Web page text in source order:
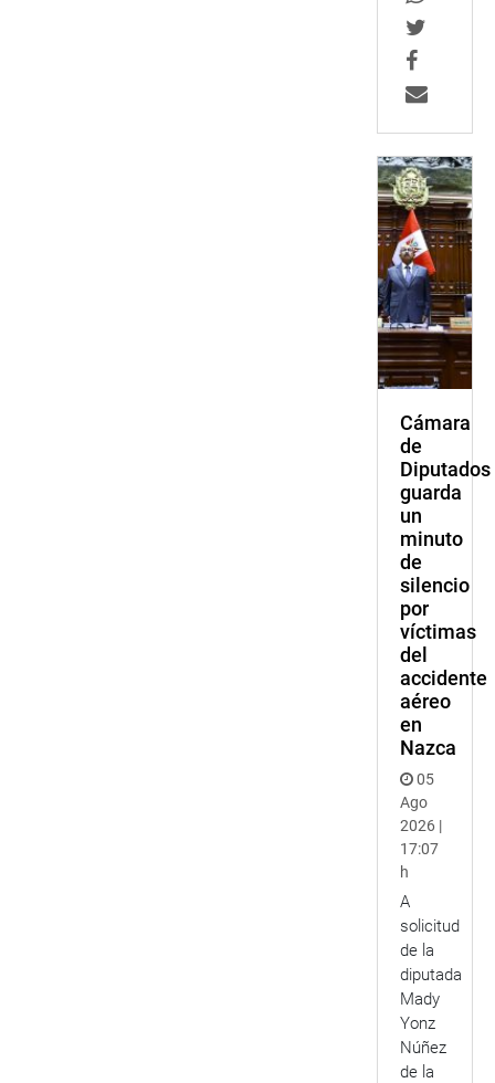
Cámara
de
Diputados
guarda
un
minuto
de
silencio
por
víctimas
del
accidente
aéreo
en
Nazca
05
Ago
2026 |
17:07
h
A
solicitud
de la
diputada
Mady
Yonz
Núñez
de la